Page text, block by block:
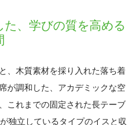
、学びの質を高める
、木質素材を採り入れた落ち着
が調和した、アカデミックな空
これまでの固定された長テーブ
独立しているタイプのイスと収